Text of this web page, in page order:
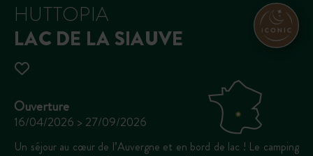
HUTTOPIA
LAC DE LA SIAUVE
Ouverture
16/04/2026 > 27/09/2026
Un séjour au cœur de l’Auvergne et en bord de lac ! Le camping